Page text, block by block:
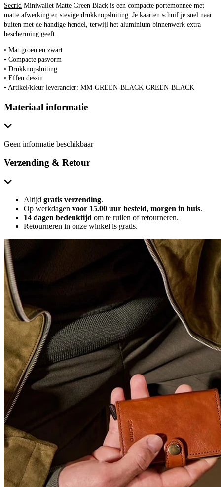
Secrid Miniwallet Matte Green Black is een compacte portemonnee met
matte afwerking en stevige drukknopsluiting. Je kaarten schuif je snel naar
buiten met de handige hendel, terwijl het aluminium binnenwerk extra
bescherming geeft.
• Mat groen en zwart
• Compacte pasvorm
• Drukknopsluiting
• Effen dessin
• Artikel/kleur leverancier: MM-GREEN-BLACK GREEN-BLACK
Materiaal informatie
Geen informatie beschikbaar
Verzending & Retour
Altijd gratis verzending.
Op werkdagen voor 15.00 uur besteld, morgen in huis.
14 dagen bedenktijd om te ruilen of retourneren.
Retourneren in onze winkel is gratis.